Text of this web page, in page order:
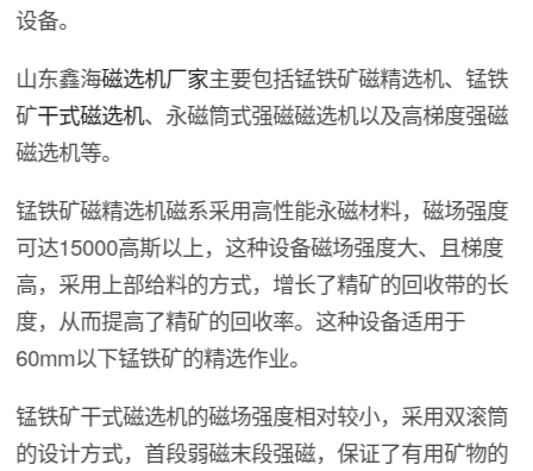
设备。
山东鑫海磁选机厂家主要包括锰铁矿磁精选机、锰铁
矿干式磁选机、永磁筒式强磁磁选机以及高梯度强磁
磁选机等。
锰铁矿磁精选机磁系采用高性能永磁材料，磁场强度
可达15000高斯以上，这种设备磁场强度大、且梯度
高，采用上部给料的方式，增长了精矿的回收带的长
度，从而提高了精矿的回收率。这种设备适用于
60mm以下锰铁矿的精选作业。
锰铁矿干式磁选机的磁场强度相对较小，采用双滚筒
的设计方式，首段弱磁末段强磁，保证了有用矿物的